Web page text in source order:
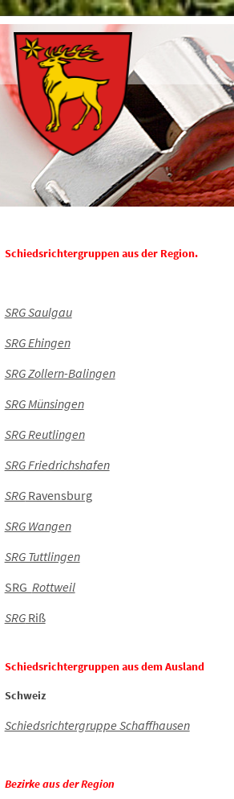
Schiedsrichtergruppen aus der Region.
SRG Saulgau
SRG Ehingen
SRG Zollern-Balingen
SRG Münsingen
SRG Reutlingen
SRG Friedrichshafen
SRGRavensburg
SRG Wangen
SRG Tuttlingen
SRG Rottweil
SRGRiß
Schiedsrichtergruppen aus dem Ausland
Schweiz
Schiedsrichtergruppe Schaffhausen
Bezirke aus der Region